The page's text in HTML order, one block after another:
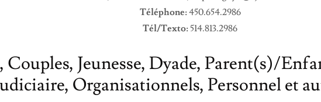
Téléphone:450.654.2986
Tél/Texto:514.813.2986
Couples, Jeunesse, Dyade, Parent(s)/
Organisationnels, Personnel et